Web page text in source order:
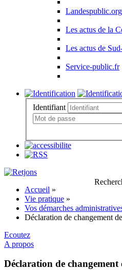
Landespublic.org
Les actus de la
Les actus de
Service-public.fr
Identifiant
Accueil »
Vie pratique »
Vos démarches
Déclaration de changement
Ecoutez
A propos
Déclaration de changement